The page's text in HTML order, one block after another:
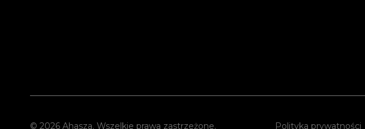
© 2026 Ahasza. Wszelkie prawa zastrzeżone. Polityka prywatności